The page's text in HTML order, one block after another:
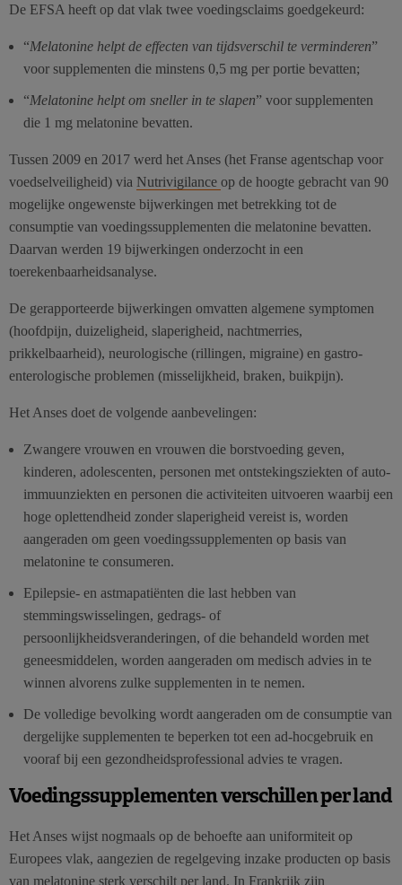
De EFSA heeft op dat vlak twee voedingsclaims goedgekeurd:
“Melatonine helpt de effecten van tijdsverschil te verminderen”
voor supplementen die minstens 0,5 mg per portie bevatten;
“Melatonine helpt om sneller in te slapen” voor supplementen
die 1 mg melatonine bevatten.
Tussen 2009 en 2017 werd het Anses (het Franse agentschap voor
voedselveiligheid) via Nutrivigilance op de hoogte gebracht van 90
mogelijke ongewenste bijwerkingen met betrekking tot de
consumptie van voedingssupplementen die melatonine bevatten.
Daarvan werden 19 bijwerkingen onderzocht in een
toerekenbaarheidsanalyse.
De gerapporteerde bijwerkingen omvatten algemene symptomen
(hoofdpijn, duizeligheid, slaperigheid, nachtmerries,
prikkelbaarheid), neurologische (rillingen, migraine) en gastro-
enterologische problemen (misselijkheid, braken, buikpijn).
Het Anses doet de volgende aanbevelingen:
Zwangere vrouwen en vrouwen die borstvoeding geven,
kinderen, adolescenten, personen met ontstekingsziekten of auto-
immuunziekten en personen die activiteiten uitvoeren waarbij een
hoge oplettendheid zonder slaperigheid vereist is, worden
aangeraden om geen voedingssupplementen op basis van
melatonine te consumeren.
Epilepsie- en astmapatiënten die last hebben van
stemmingswisselingen, gedrags- of
persoonlijkheidsveranderingen, of die behandeld worden met
geneesmiddelen, worden aangeraden om medisch advies in te
winnen alvorens zulke supplementen in te nemen.
De volledige bevolking wordt aangeraden om de consumptie van
dergelijke supplementen te beperken tot een ad-hocgebruik en
vooraf bij een gezondheidsprofessional advies te vragen.
Voedingssupplementen verschillen per land
Het Anses wijst nogmaals op de behoefte aan uniformiteit op
Europees vlak, aangezien de regelgeving inzake producten op basis
van melatonine sterk verschilt per land. In Frankrijk zijn